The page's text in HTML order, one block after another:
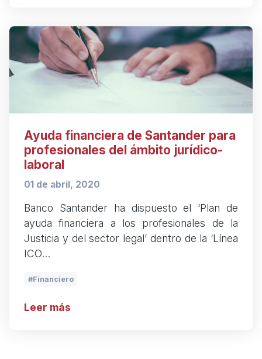
Ayuda financiera de Santander para
profesionales del ámbito jurídico-
laboral
01 de abril, 2020
Banco Santander ha dispuesto el ‘Plan de
ayuda financiera a los profesionales de la
Justicia y del sector legal’ dentro de la ‘Línea
ICO…
Financiero
Leer más